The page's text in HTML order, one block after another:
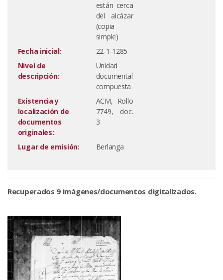
están cerca
del alcázar
(copia
simple)
Fecha inicial:
22-1-1285
Nivel de
descripción:
Unidad
documental
compuesta
Existencia y
localización de
documentos
originales:
ACM, Rollo
7749, doc.
3
Lugar de emisión: Berlanga
Recuperados 9 imágenes/documentos digitalizados.